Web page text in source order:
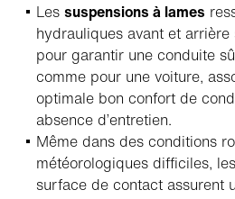
Les suspensions à lames
hydrauliques avant et
pour garantir une conduite
comme pour une voiture,
optimale bon confort de
absence d’entretien.
Même dans des conditions
météorologiques difficiles,
surface de contact assurent